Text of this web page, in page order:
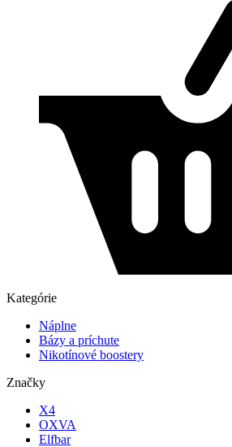
Kategórie
Náplne
Bázy a príchute
Nikotínové boostery
Značky
X4
OXVA
Elfbar